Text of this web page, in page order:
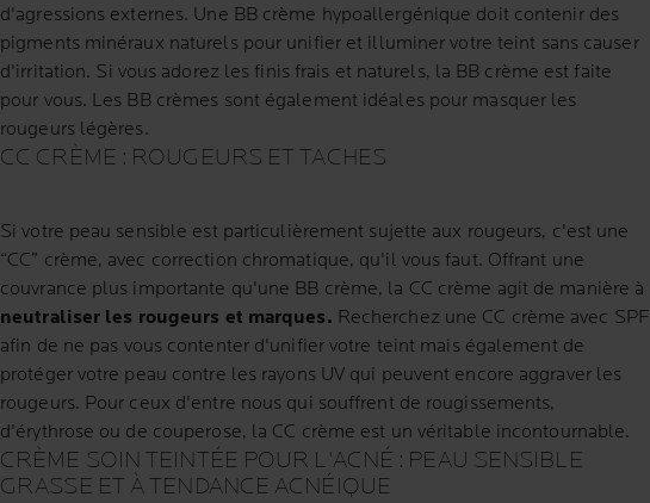
d'agressions externes. Une BB crème hypoallergénique doit contenir des
pigments minéraux naturels pour unifier et illuminer votre teint sans causer
d'irritation. Si vous adorez les finis frais et naturels, la BB crème est faite
pour vous. Les BB crèmes sont également idéales pour masquer les
rougeurs légères.
CC CRÈME : ROUGEURS ET TACHES
Si votre peau sensible est particulièrement sujette aux rougeurs, c'est une
“CC” crème, avec correction chromatique, qu'il vous faut. Offrant une
couvrance plus importante qu'une BB crème, la CC crème agit de manière à
neutraliser les rougeurs et marques. Recherchez une CC crème avec SPF
afin de ne pas vous contenter d'unifier votre teint mais également de
protéger votre peau contre les rayons UV qui peuvent encore aggraver les
rougeurs. Pour ceux d'entre nous qui souffrent de rougissements,
d'érythrose ou de couperose, la CC crème est un véritable incontournable.
CRÈME SOIN TEINTÉE POUR L'ACNÉ : PEAU SENSIBLE
GRASSE ET À TENDANCE ACNÉIQUE